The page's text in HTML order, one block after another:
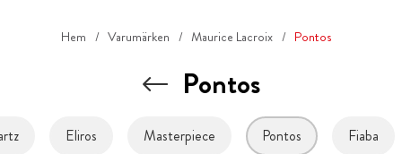
Hem Varumärken Maurice Lacroix Pontos
Pontos
Eliros Masterpiece Pontos Fiaba